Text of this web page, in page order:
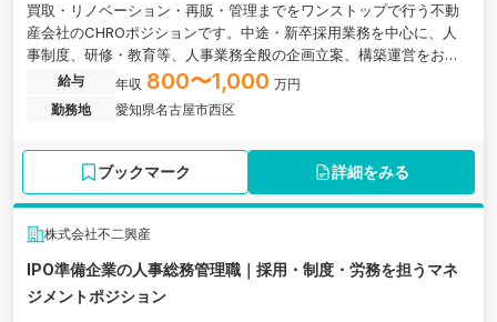
買取・リノベーション・再販・管理までをワンストップで行う不動
産会社のCHROポジションです。中途・新卒採用業務を中心に、人
事制度、研修・教育等、人事業務全般の企画立案、構築運営をお任
せします。
給与 年収 800〜1,000 万円
勤務地
愛知県名古屋市西区
ブックマーク 詳細をみる
株式会社不二興産
IPO準備企業の人事総務管理職｜採用・制度・労務を担うマネ
ジメントポジション